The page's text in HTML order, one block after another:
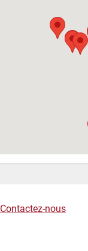
Contactez-nous